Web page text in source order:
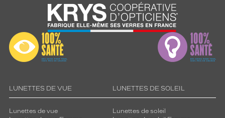
LUNETTES DE VUE
Lunettes de vue
LUNETTES DE SOLEIL
Lunettes de soleil